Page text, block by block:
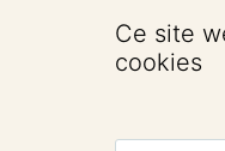
Ce site
cookies